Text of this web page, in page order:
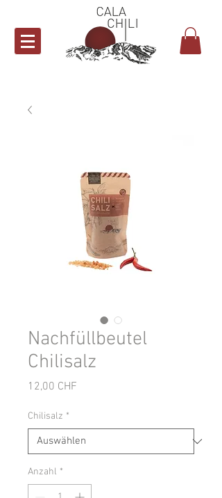
Nachfüllbeutel
Chilisalz
12,00 CHF
Chilisalz *
Anzahl *